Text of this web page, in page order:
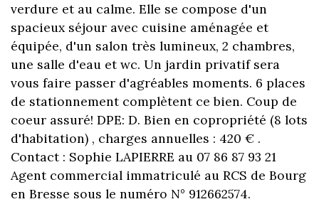
verdure et au calme. Elle se compose d'un
spacieux séjour avec cuisine aménagée et
équipée, d'un salon très lumineux, 2 chambres,
une salle d'eau et wc. Un jardin privatif sera
vous faire passer d'agréables moments. 6 places
de stationnement complètent ce bien. Coup de
coeur assuré! DPE: D. Bien en copropriété (8 lots
d'habitation) , charges annuelles : 420 € .
Contact : Sophie LAPIERRE au 07 86 87 93 21
Agent commercial immatriculé au RCS de Bourg
en Bresse sous le numéro N° 912662574.